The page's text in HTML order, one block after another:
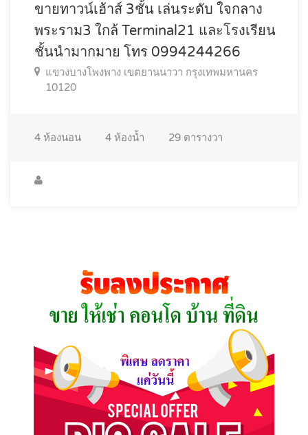
ขายทาวน์เฮ้าส์ 3ชั้น เล่นระดับ ใจกลาง
พระราม3 ใกล้ Terminal21 และโรงเรียน
ชั้นนำมากมาย โทร 0994244266
แขวงบางโพงพาง เขตยานนาวา กรุงเทพมหานคร
10120
4 ห้องนอน 4 ห้องน้ำ 29 ตารางวา